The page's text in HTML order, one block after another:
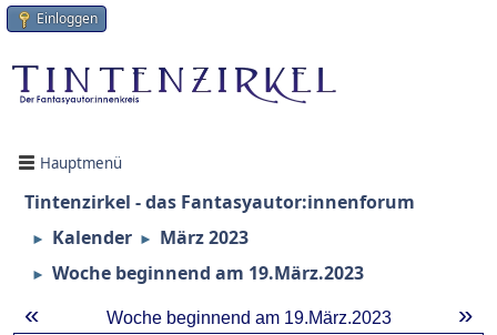
Einloggen
Hauptmenü
Tintenzirkel - das Fantasyautor:innenforum
► Kalender ► März 2023
► Woche beginnend am 19.März.2023
« »
Woche beginnend am 19.März.2023